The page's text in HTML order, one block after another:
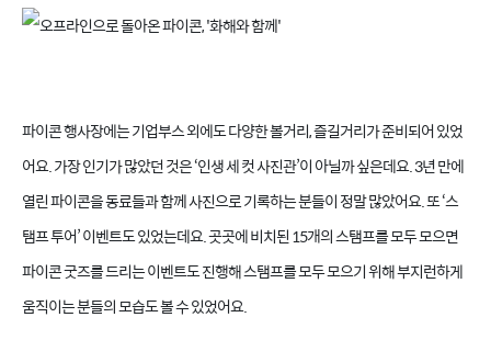
파이콘 행사장에는 기업부스 외에도 다양한 볼거리, 즐길거리가 준비되어 있었
어요. 가장 인기가 많았던 것은 ‘인생 세 컷 사진관’이 아닐까 싶은데요. 3년 만에
열린 파이콘을 동료들과 함께 사진으로 기록하는 분들이 정말 많았어요. 또 ‘스
탬프 투어’ 이벤트도 있었는데요. 곳곳에 비치된 15개의 스탬프를 모두 모으면
파이콘 굿즈를 드리는 이벤트도 진행해 스탬프를 모두 모으기 위해 부지런하게
움직이는 분들의 모습도 볼 수 있었어요.